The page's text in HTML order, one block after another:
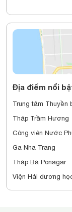
Địa điểm nổi
Trung tâm Thuyền
Tháp Trầm Hương
Công viên Nước
Ga Nha Trang
Tháp Bà Ponagar
Viện Hải dương